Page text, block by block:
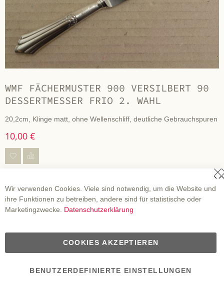
WMF FÄCHERMUSTER 900 VERSILBERT 90
DESSERTMESSER FRIO 2. WAHL
20,2cm, Klinge matt, ohne Wellenschliff, deutliche Gebrauchspuren
10,00 €
Wir verwenden Cookies. Viele sind notwendig, um die Website und
ihre Funktionen zu betreiben, andere sind für statistische oder
Marketingzwecke. Datenschutzerklärung
COOKIES AKZEPTIEREN
BENUTZERDEFINIERTE EINSTELLUNGEN